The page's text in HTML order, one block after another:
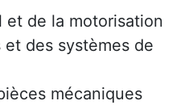
de la motorisation
des systèmes de
mécaniques